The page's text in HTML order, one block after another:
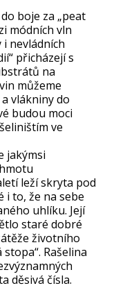
boje za „peat
módních vln
nevládních
přicházejí s
na
můžeme
vlákniny do
budou moci
ve
jakýmsi
leží skryta pod
i to, že na sebe
uhlíku. Její
staré dobré
životního
Rašelina
děsivá čísla.